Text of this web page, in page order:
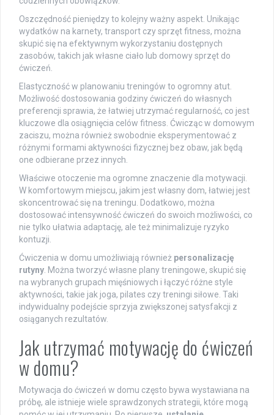
Oszczędność pieniędzy to kolejny ważny aspekt. Unikając
wydatków na karnety, transport czy sprzęt fitness, można
skupić się na efektywnym wykorzystaniu dostępnych
zasobów, takich jak własne ciało lub domowy sprzęt do
ćwiczeń.
Elastyczność w planowaniu treningów to ogromny atut.
Możliwość dostosowania godziny ćwiczeń do własnych
preferencji sprawia, że łatwiej utrzymać regularność, co jest
kluczowe dla osiągnięcia celów fitness. Ćwicząc w domowym
zaciszu, można również swobodnie eksperymentować z
różnymi formami aktywności fizycznej bez obaw, jak będą
one odbierane przez innych.
Właściwe otoczenie ma ogromne znaczenie dla motywacji.
W komfortowym miejscu, jakim jest własny dom, łatwiej jest
skoncentrować się na treningu. Dodatkowo, można
dostosować intensywność ćwiczeń do swoich możliwości, co
nie tylko ułatwia adaptację, ale też minimalizuje ryzyko
kontuzji.
Ćwiczenia w domu umożliwiają również personalizację
rutyny. Można tworzyć własne plany treningowe, skupić się
na wybranych grupach mięśniowych i łączyć różne style
aktywności, takie jak joga, pilates czy treningi siłowe. Taki
indywidualny podejście sprzyja zwiększonej satysfakcji z
osiąganych rezultatów.
Jak utrzymać motywację do ćwiczeń
w domu?
Motywacja do ćwiczeń w domu często bywa wystawiana na
próbę, ale istnieje wiele sprawdzonych strategii, które mogą